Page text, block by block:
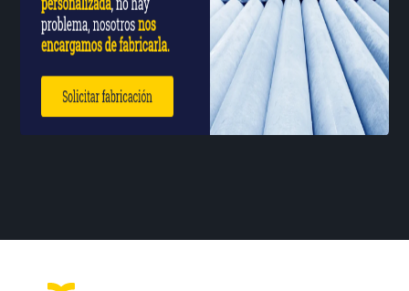
20.0mm/m PESO APROXIMADO:
75Kg NUMERO DE TRAMOS: 2